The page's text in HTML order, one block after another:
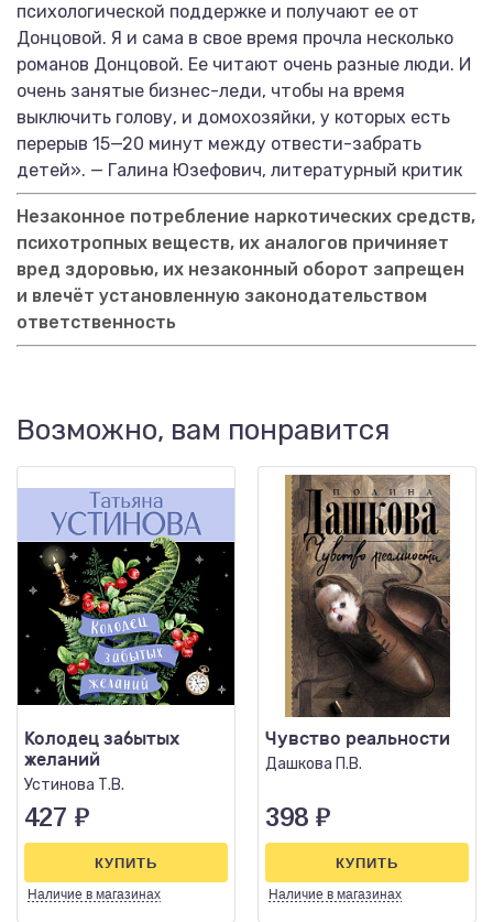
психологической поддержке и получают ее от
Донцовой. Я и сама в свое время прочла несколько
романов Донцовой. Ее читают очень разные люди. И
очень занятые бизнес-леди, чтобы на время
выключить голову, и домохозяйки, у которых есть
перерыв 15—20 минут между отвести-забрать
детей». — Галина Юзефович, литературный критик
Незаконное потребление наркотических средств,
психотропных веществ, их аналогов причиняет
вред здоровью, их незаконный оборот запрещен
и влечёт установленную законодательством
ответственность
Возможно, вам понравится
Колодец забытых
желаний
Устинова Т.В.
427 ₽
Наличие в магазинах
КУПИТЬ
Чувство реальности
Дашкова П.В.
398 ₽
Наличие в магазинах
КУПИТЬ